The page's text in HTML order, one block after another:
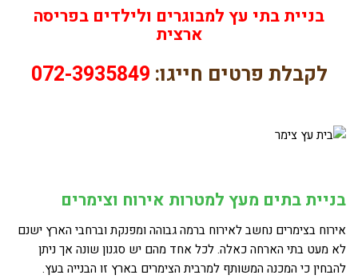
בניית בתי עץ למבוגרים ולילדים בפריסה
ארצית
לקבלת פרטים חייגו: 072-3935849
בניית בתים מעץ למטרות אירוח וצימרים
אירוח בצימרים נחשב לאירוח ברמה גבוהה ומפנקת וברחבי הארץ ישנם
לא מעט בתי הארחה כאלה. לכל אחד מהם יש סגנון שונה אך ניתן
להבחין כי המכנה המשותף למרבית הצימרים בארץ זו הבנייה בעץ.